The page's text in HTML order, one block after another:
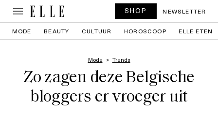
SHOP NEWSLETTER
MODE BEAUTY CULTUUR HOROSCOOP ELLE ETEN
Mode Trends
Zo zagen deze Belgische
bloggers er vroeger uit